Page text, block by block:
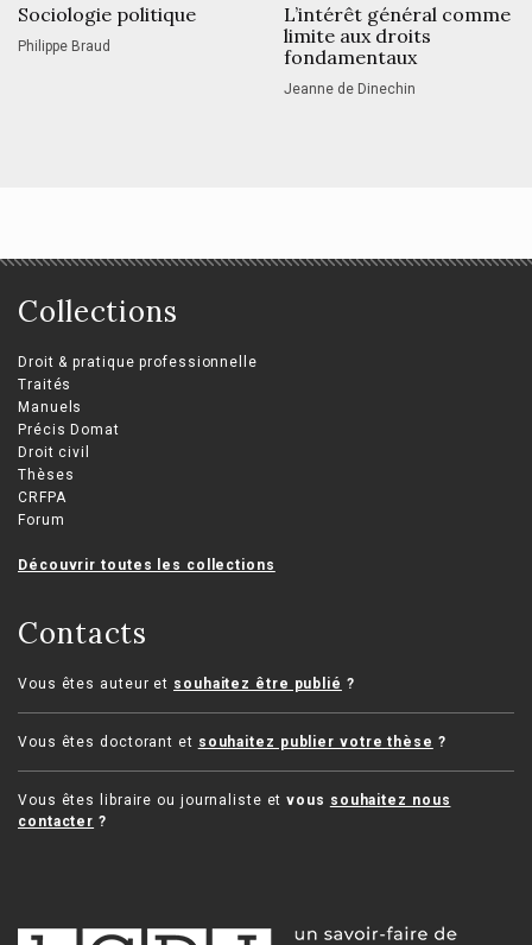
Sociologie politique
Philippe Braud
L’intérêt général comme
limite aux droits
fondamentaux
Jeanne de Dinechin
Collections
Droit & pratique professionnelle
Traités
Manuels
Précis Domat
Droit civil
Thèses
CRFPA
Forum
Découvrir toutes les collections
Contacts
Vous êtes auteur et souhaitez être publié ?
Vous êtes doctorant et souhaitez publier votre thèse ?
Vous êtes libraire ou journaliste etvous souhaitez nous
contacter ?